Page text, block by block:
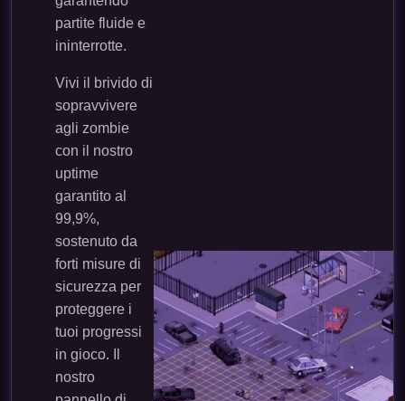
partite fluide e
ininterrotte.
Vivi il brivido di
sopravvivere
agli zombie
con il nostro
uptime
garantito al
99,9%,
sostenuto da
forti misure di
sicurezza per
proteggere i
tuoi progressi
in gioco. Il
nostro